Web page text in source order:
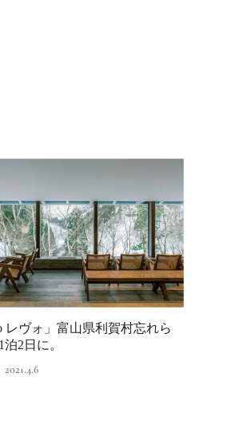
レヴォ」富山県利賀村忘れら
2日に。
2021.4.6